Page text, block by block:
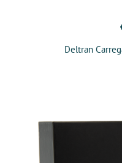
Deltran